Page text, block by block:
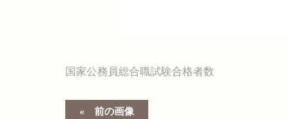
国家公務員総合職試験合格者数
前の画像